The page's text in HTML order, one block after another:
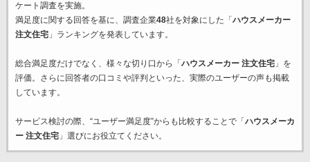
ケート調査を実施。
満足度に関する回答を基に、調査企業48社を対象にした「 ハウスメーカー
注文住宅」ランキングを発表しています。
総合満足度だけでなく、様々な切り口から「 ハウスメーカー 注文住宅」を
評価。さらに回答者の口コミや評判といった、実際のユーザーの声も掲載
しています。
サービス検討の際、“ユーザー満足度”からも比較することで「 ハウスメーカ
ー 注文住宅」選びにお役立てください。